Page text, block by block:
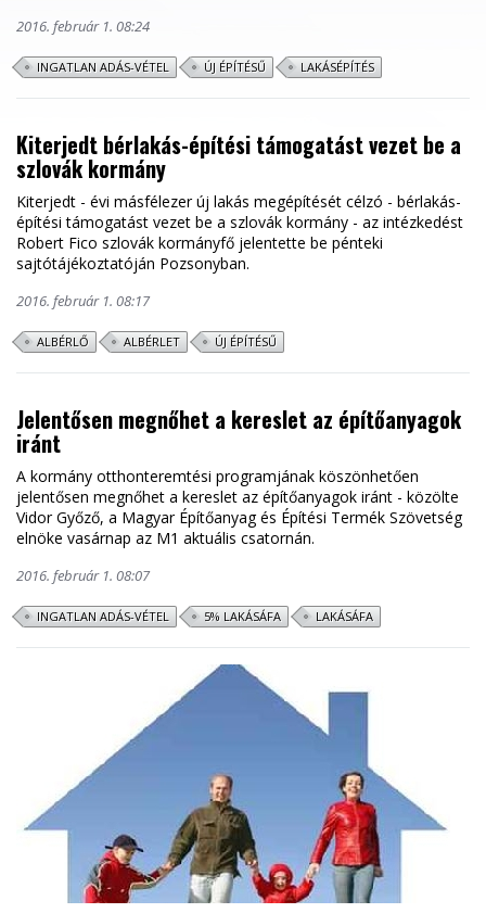
2016. február 1. 08:24
INGATLAN ADÁS-VÉTEL ÚJ ÉPÍTÉSŰ LAKÁSÉPÍTÉS
Kiterjedt bérlakás-építési támogatást vezet be a
szlovák kormány
Kiterjedt - évi másfélezer új lakás megépítését célzó - bérlakás-
építési támogatást vezet be a szlovák kormány - az intézkedést
Robert Fico szlovák kormányfő jelentette be pénteki
sajtótájékoztatóján Pozsonyban.
2016. február 1. 08:17
ALBÉRLŐ ALBÉRLET ÚJ ÉPÍTÉSŰ
Jelentősen megnőhet a kereslet az építőanyagok
iránt
A kormány otthonteremtési programjának köszönhetően
jelentősen megnőhet a kereslet az építőanyagok iránt - közölte
Vidor Győző, a Magyar Építőanyag és Építési Termék Szövetség
elnöke vasárnap az M1 aktuális csatornán.
2016. február 1. 08:07
INGATLAN ADÁS-VÉTEL 5% LAKÁSÁFA LAKÁSÁFA